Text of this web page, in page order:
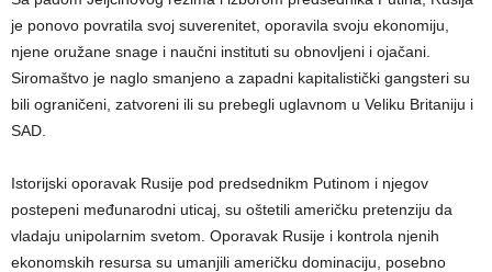
je ponovo povratila svoj suverenitet, oporavila svoju ekonomiju,
njene oružane snage i naučni instituti su obnovljeni i ojačani.
Siromaštvo je naglo smanjeno a zapadni kapitalistički gangsteri su
bili ograničeni, zatvoreni ili su prebegli uglavnom u Veliku Britaniju i
SAD.
Istorijski oporavak Rusije pod predsednikm Putinom i njegov
postepeni međunarodni uticaj, su oštetili američku pretenziju da
vladaju unipolarnim svetom. Oporavak Rusije i kontrola njenih
ekonomskih resursa su umanjili američku dominaciju, posebno